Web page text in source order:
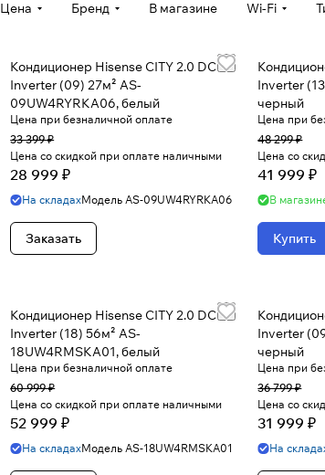
Цена Бренд В магазине Wi-Fi
Кондиционер Hisense CITY 2.0 DC
Inverter (09) 27м² AS-
09UW4RYRKA06, белый
Цена при безналичной оплате
33 399 ₽
Цена со скидкой при оплате наличными
28 999 ₽
На складахМодельAS-09UW4RYRKA06
Заказать
Inverter
черный
Цена при
48 299 ₽
Цена со
41 999 ₽
В
Купить
Кондиционер Hisense CITY 2.0 DC
Inverter (18) 56м² AS-
18UW4RMSKA01, белый
Цена при безналичной оплате
60 999 ₽
Цена со скидкой при оплате наличными
52 999 ₽
На складахМодельAS-18UW4RMSKA01
Inverter
черный
Цена при
36 799 ₽
Цена со
31 999 ₽
На